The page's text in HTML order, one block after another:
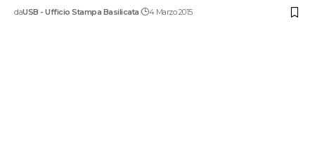
daUSB - Ufficio Stampa Basilicata 4 Marzo 2015